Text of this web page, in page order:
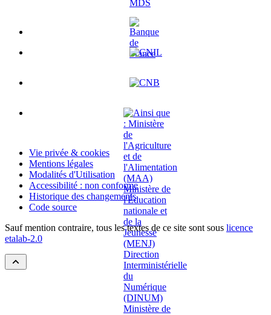
Vie privée & cookies
Mentions légales
Modalités d'Utilisation
Accessibilité : non conforme
Historique des changements
Code source
Sauf mention contraire, tous les textes de ce site sont sous licence
etalab-2.0